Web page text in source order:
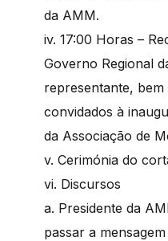
da AMM.
iv. 17:00 Horas –
Governo Regional
representante,
convidados à
da Associação de
v. Cerimónia do
vi. Discursos
a. Presidente da
passar a